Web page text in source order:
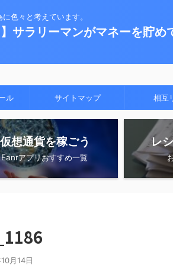
色々と考えています。
】サラリーマンがマネーを貯め
ル サイトマップ 相互
想通貨を稼ごう
アプリおすすめ一覧
レ
月14日